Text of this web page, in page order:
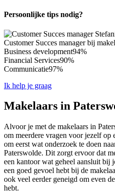
Persoonlijke tips nodig?
Customer Succes manager bij
Business development94%
Financial Services90%
Communicatie97%
Ik help je graag
Makelaars in
Alvoor je met de makelaars in
om meerdere vragen voor jezelf op
om eerst wat onderzoek te doen
Paterswolde. Dit zorgt ervoor dat
een kantoor wat geheel aansluit bij
een goed gevoel hebt bij de
ook veel eerder geneigd om even
hebt.